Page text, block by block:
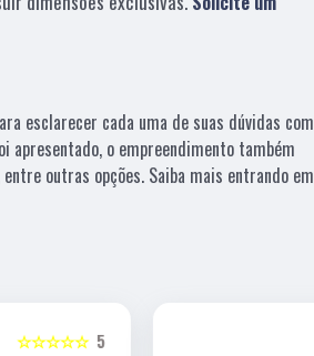
esclarecer cada uma de suas dúvidas com
apresentado, o empreendimento também
outras opções. Saiba mais entrando em
5
☆☆☆☆☆